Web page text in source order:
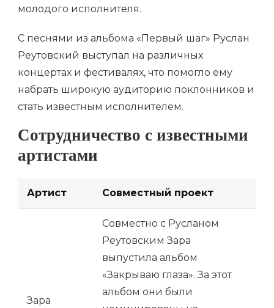
молодого исполнителя.
С песнями из альбома «Первый шаг» Руслан
Реутовский выступал на различных
концертах и фестивалях, что помогло ему
набрать широкую аудиторию поклонников и
стать известным исполнителем.
Сотрудничество с известными
артистами
Артист Совместный проект
Зара
Совместно с Русланом
Реутовским Зара
выпустила альбом
«Закрываю глаза». За этот
альбом они были